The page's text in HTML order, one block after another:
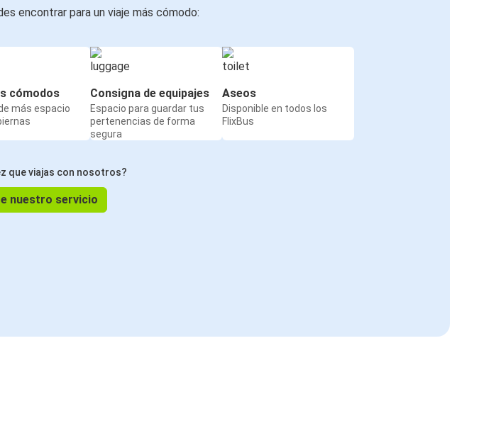
encontrar para un viaje más cómodo:
cómodos
más espacio
Consigna de equipajes
Espacio para guardar tus
pertenencias de forma
segura
Aseos
Disponible en todos los
FlixBus
que viajas con nosotros?
nuestro servicio